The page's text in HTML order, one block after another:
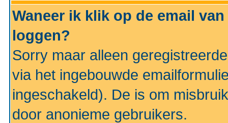
Waneer ik klik op de email
loggen?
Sorry maar alleen
via het ingebouwde
ingeschakeld). De is om
door anonieme gebruikers.